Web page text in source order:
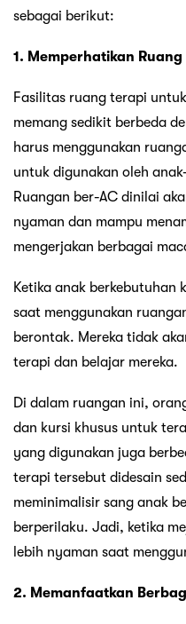
sebagai berikut:
1. Memperhatikan
Fasilitas ruang terapi
memang sedikit berbeda
harus menggunakan
untuk digunakan oleh
Ruangan ber-AC dinilai
nyaman dan mampu
mengerjakan berbagai
Ketika anak berkebutuhan
saat menggunakan
berontak. Mereka tidak
terapi dan belajar mereka.
Di dalam ruangan ini,
dan kursi khusus untuk
yang digunakan juga
terapi tersebut didesain
meminimalisir sang anak
berperilaku. Jadi, ketika
lebih nyaman saat
2. Memanfaatkan